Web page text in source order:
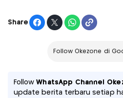
Share
Follow Okezone di
FollowWhatsApp Channel
update berita terbaru setiap